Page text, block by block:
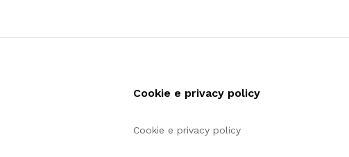
Cookie e privacy policy
Cookie e privacy policy